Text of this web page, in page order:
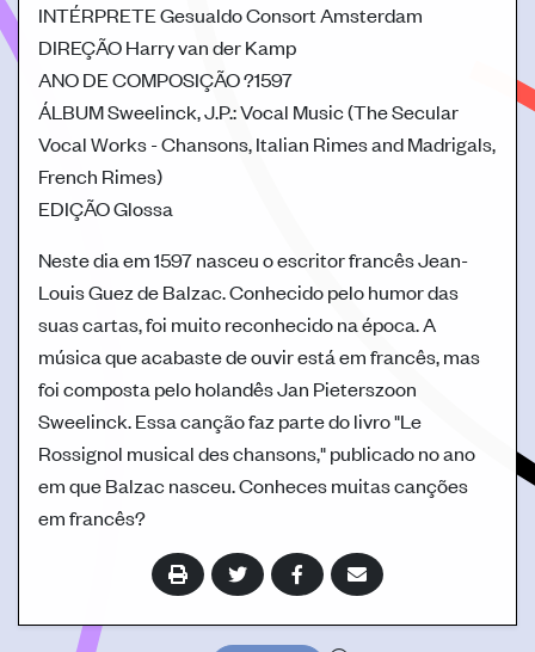
INTÉRPRETEGesualdo Consort Amsterdam
DIREÇÃOHarry van der Kamp
ANO DE COMPOSIÇÃO?1597
ÁLBUMSweelinck, J.P.: Vocal Music (The Secular
Vocal Works - Chansons, Italian Rimes and Madrigals,
French Rimes)
EDIÇÃOGlossa
Neste dia em 1597 nasceu o escritor francês Jean-
Louis Guez de Balzac. Conhecido pelo humor das
suas cartas, foi muito reconhecido na época. A
música que acabaste de ouvir está em francês, mas
foi composta pelo holandês Jan Pieterszoon
Sweelinck. Essa canção faz parte do livro "Le
Rossignol musical des chansons," publicado no ano
em que Balzac nasceu. Conheces muitas canções
em francês?